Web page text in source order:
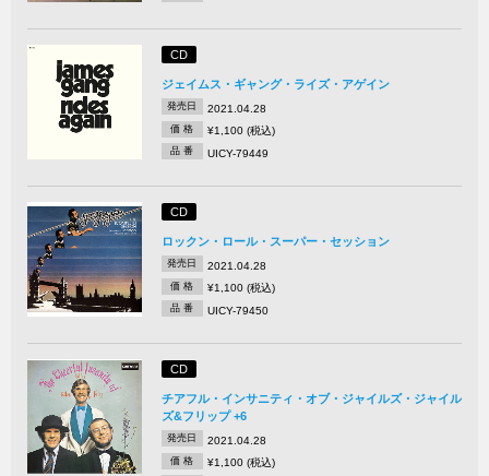
CD
ジェイムス・ギャング・ライズ・アゲイン
発売日 2021.04.28
価 格 ¥1,100 (税込)
品 番 UICY-79449
CD
ロックン・ロール・スーパー・セッション
発売日 2021.04.28
価 格 ¥1,100 (税込)
品 番 UICY-79450
CD
チアフル・インサニティ・オブ・ジャイルズ・ジャイル
ズ&フリップ +6
発売日 2021.04.28
価 格 ¥1,100 (税込)